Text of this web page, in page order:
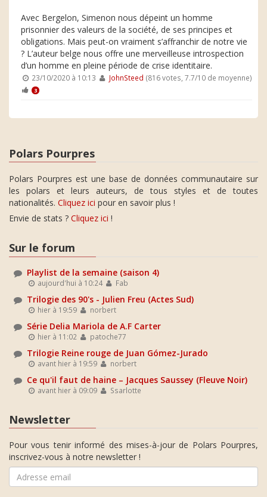
Avec Bergelon, Simenon nous dépeint un homme
prisonnier des valeurs de la société, de ses principes et
obligations. Mais peut-on vraiment s’affranchir de notre vie
? L’auteur belge nous offre une merveilleuse introspection
d’un homme en pleine période de crise identitaire.
23/10/2020 à 10:13 JohnSteed (816 votes, 7.7/10 de moyenne)
3
Polars Pourpres
Polars Pourpres est une base de données communautaire sur
les polars et leurs auteurs, de tous styles et de toutes
nationalités. Cliquez ici pour en savoir plus !
Envie de stats ? Cliquez ici !
Sur le forum
Playlist de la semaine (saison 4)
aujourd'hui à 10:24 Fab
Trilogie des 90's - Julien Freu (Actes Sud)
hier à 19:59 norbert
Série Delia Mariola de A.F Carter
hier à 11:02 patoche77
Trilogie Reine rouge de Juan Gómez-Jurado
avant hier à 19:59 norbert
Ce qu'il faut de haine – Jacques Saussey (Fleuve Noir)
avant hier à 09:09 Ssarlotte
Newsletter
Pour vous tenir informé des mises-à-jour de Polars Pourpres,
inscrivez-vous à notre newsletter !